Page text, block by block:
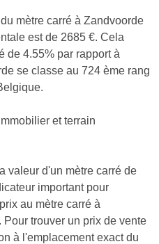
mètre carré à Zandvoorde
est de 2685 €. Cela
de 4.55% par rapport à
se classe au 724 ème rang
et terrain
valeur d'un mètre carré de
important pour
au mètre carré à
Pour trouver un prix de vente
à l'emplacement exact du